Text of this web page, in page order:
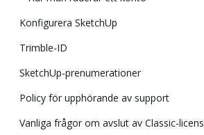
Konfigurera SketchUp
Trimble-ID
SketchUp-prenumerationer
Policy för upphörande av support
Vanliga frågor om avslut av Classic-licens